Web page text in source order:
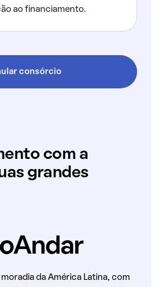
ao financiamento.
consórcio
com a
grandes
da América Latina, com